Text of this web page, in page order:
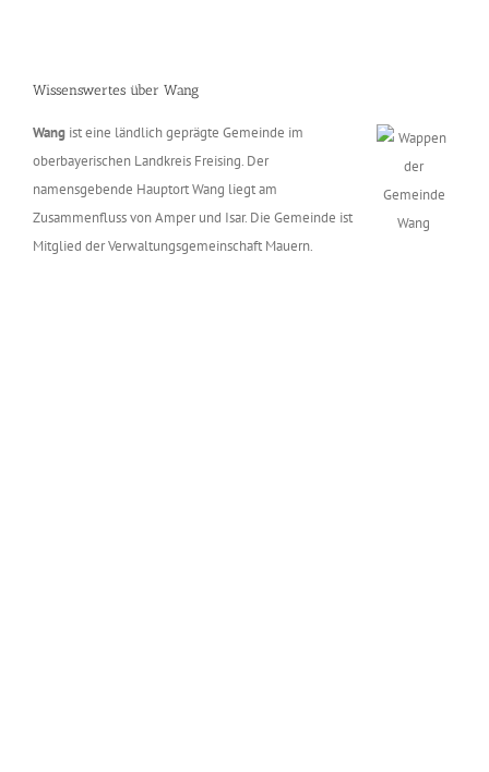
Wissenswertes über Wang
Wang ist eine ländlich geprägte Gemeinde im
oberbayerischen Landkreis Freising. Der
namensgebende Hauptort Wang liegt am
Zusammenfluss von Amper und Isar. Die Gemeinde ist
Mitglied der Verwaltungsgemeinschaft Mauern.